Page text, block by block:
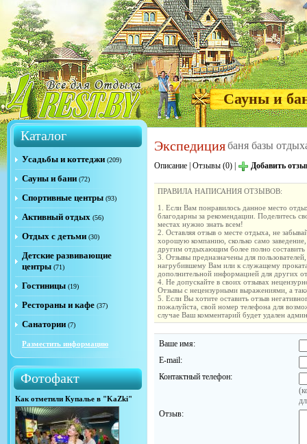
Сауны и
Каталог
Усадьбы и коттеджи (209)
Сауны и бани (72)
Спортивные центры (93)
Активный отдых (56)
Отдых с детьми (30)
Детские развивающие
центры (71)
Гостиницы (19)
Рестораны и кафе (37)
Санатории (7)
Разместить информацию
Фотофакт
Как отметили Купалье в "KaZki"
Экспедициябаня базы
Описание Отзывы (0) Добавить
ПРАВИЛА НАПИСАНИЯ ОТЗЫВОВ:
1. Если Вам понравилось данное место
благодарны за рекомендации. Поделитесь
местах нужно знать всем!
2. Оставляя отзыв о месте отдыха, не
хорошую компанию, сколько само
другим отдыхающим более полно
3. Отзывы предназначены для
нагрубившему Вам или к служащему
дополнительной информацией для других
4. Не допускайте в своих отзывах
Отзывы с нецензурными выражениями, а
5. Если Вы хотите оставить отзыв
пожалуйста, свой номер телефона для
случае Ваш комментарий будет удален
Ваше имя:
E-mail:
Контактный телефон:
Отзыв: